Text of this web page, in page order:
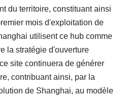
du territoire, constituant ainsi
mois d'exploitation de
utilisent ce hub comme
la stratégie d'ouverture
site continuera de générer
contribuant ainsi, par la
de Shanghai, au modèle